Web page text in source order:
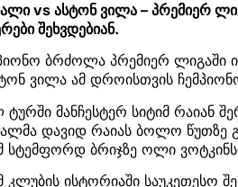
vs ასტონ ვილა – პრემიერ
შეხვდებიან.
ბრძოლა პრემიერ ლიგაში
ვილა ამ დროისთვის
ტურში მანჩესტერ სიტიმ რაიან
დავიდ რაიას ბოლო წუთზე
სტემფორდ ბრიჯზე ოლი
კლუბის ისტორიაში საუკეთესო